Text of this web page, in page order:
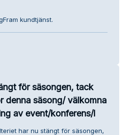
kundtjänst.
för säsongen, tack
denna säsong/ välkomna
av event/konferens/l
har nu stängt för säsongen,